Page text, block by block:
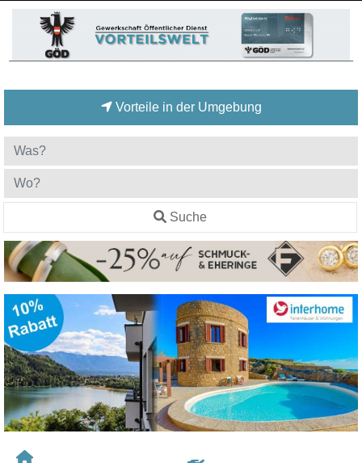
Vorteile in der Umgebung
Suche